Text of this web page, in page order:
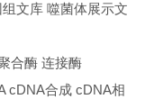
文库 噬菌体展示文
合酶 连接酶
cDNA合成 cDNA相